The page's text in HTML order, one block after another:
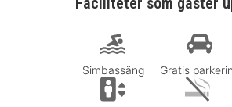
Simbassäng Gratis